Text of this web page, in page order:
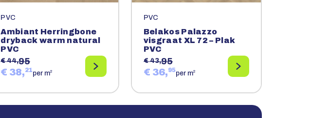
PVC
Ambiant Herringbone
dryback warm natural
PVC
€ 44,95
€ 38,21per m2
PVC
Belakos Palazzo
visgraat XL 72 – Plak
PVC
€ 43,95
€ 36,95per m2